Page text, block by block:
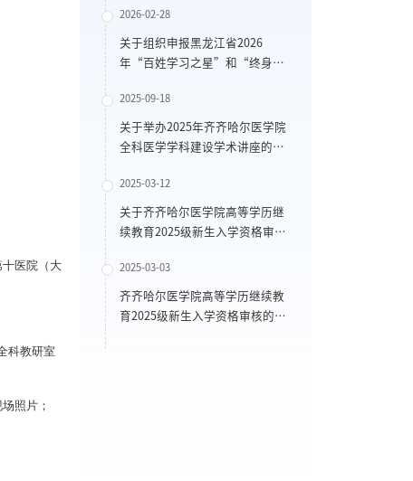
医院（大
科教研室
照片；
2026-02-28
关于组织申报黑龙江省2026
年“百姓学习之星”和“终身学
2025-09-18
关于举办2025年齐齐哈尔医学院
全科医学学科建设学术讲座的通
2025-03-12
关于齐齐哈尔医学院高等学历继
续教育2025级新生入学资格审核
2025-03-03
齐齐哈尔医学院高等学历继续教
育2025级新生入学资格审核的通